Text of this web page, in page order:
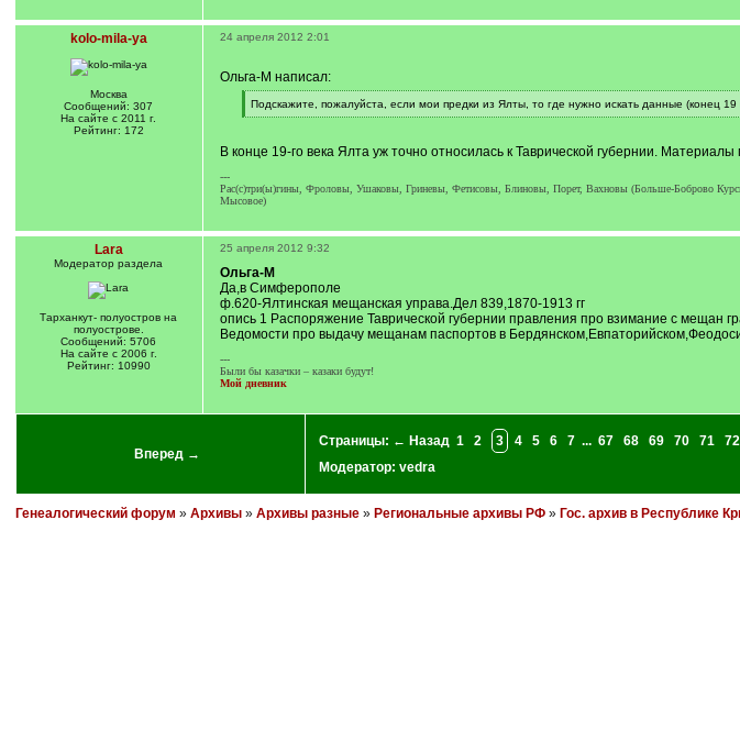
kolo-mila-ya
Москва
Сообщений: 307
На сайте с 2011 г.
Рейтинг: 172
24 апреля 2012 2:01
Ольга-М написал:
[
q
Подскажите, пожалуйста, если мои предки из Ялты, то где нужно искать данные (конец
[
]
В конце 19-го века Ялта уж точно относилась к Таврической губернии.
---
Рас(с)три(ы)гины, Фроловы, Ушаковы, Гриневы, Фетисовы, Блиновы, Порет, Вахновы (Больше-Боброво
Мысовое)
Lara
Модератор раздела
Тарханкут- полуостров на
полуострове.
Сообщений: 5706
На сайте с 2006 г.
Рейтинг: 10990
25 апреля 2012 9:32
Ольга-М
Да,в Симферополе
ф.620-Ялтинская мещанская управа.Дел 839,1870-1913 гг
опись 1 Распоряжение Таврической губернии правления про взимание с мещан
Ведомости про выдачу мещанам паспортов в
---
Были бы казачки – казаки будут!
Мой дневник
Вперед →
Страницы: ← Назад 1 2 3 4 5 6 7 ... 67 68 69 70 71 72
Модератор: vedra
Генеалогический форум » Архивы» Архивы разные» Региональные архивы РФ» Гос. архив в Республике